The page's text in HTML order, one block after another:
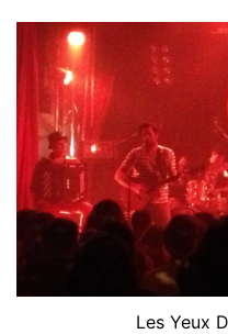
Les Yeux